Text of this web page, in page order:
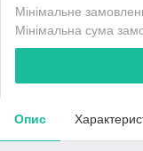
Мінімальне
Мінімальна сума
Опис